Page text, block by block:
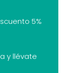
5%
y llévate